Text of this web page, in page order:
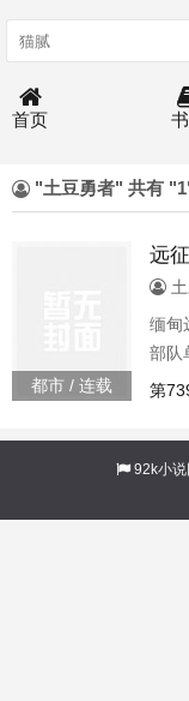
首页
"土豆勇者" 共有
都市 / 连载
远
缅甸
部队
穿越
用自
并带
第
92k小说